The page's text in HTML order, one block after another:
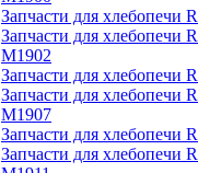
Запчасти для хлебопечи
Запчасти для хлебопечи
M1902
Запчасти для хлебопечи
Запчасти для хлебопечи
M1907
Запчасти для хлебопечи
Запчасти для хлебопечи